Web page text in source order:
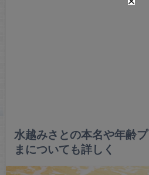
水越みさとの本名や年齢
まについても詳しく